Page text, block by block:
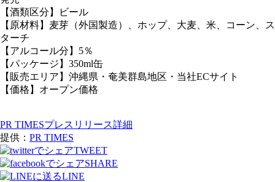
【酒類区分】ビール
【原材料】麦芽（外国製造）、ホップ、大麦、米、コーン、ス
ターチ
【アルコール分】5％
【パッケージ】350ml缶
【販売エリア】沖縄県・奄美群島地区・当社ECサイト
【価格】オープン価格
PR TIMESプレスリリース詳細
提供： PR TIMES
TWEET
SHARE
LINE